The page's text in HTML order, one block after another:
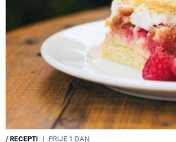
/RECEPTI I PRIJE 1 DAN